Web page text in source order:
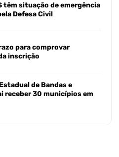
têm situação de emergência
Defesa Civil
para comprovar
inscrição
de Bandas e
receber 30 municípios em